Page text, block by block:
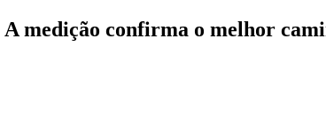
A medição confirma o melhor